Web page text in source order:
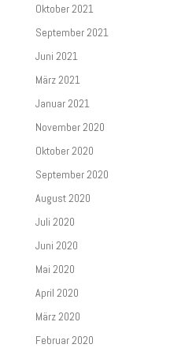
Oktober 2021
September 2021
Juni 2021
März 2021
Januar 2021
November 2020
Oktober 2020
September 2020
August 2020
Juli 2020
Juni 2020
Mai 2020
April 2020
März 2020
Februar 2020